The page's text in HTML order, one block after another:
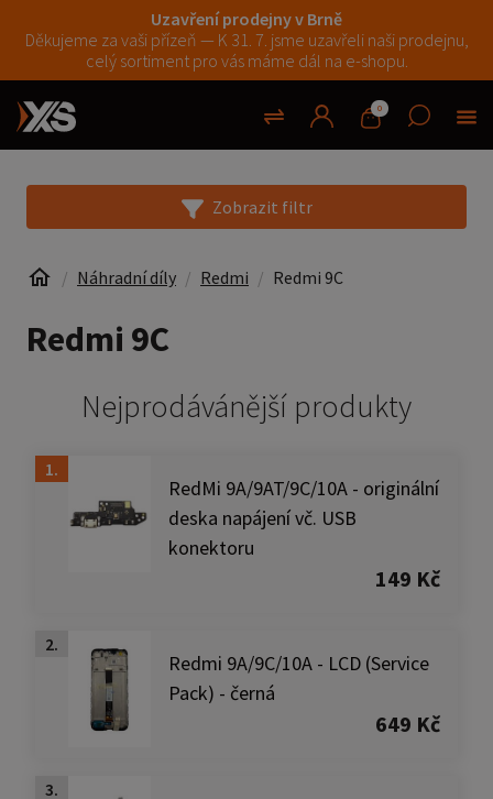
Uzavření prodejny v Brně
Děkujeme za vaši přízeň — K 31. 7. jsme uzavřeli naši prodejnu,
celý sortiment pro vás máme dál na e-shopu.
0
Zobrazit filtr
Náhradní díly Redmi Redmi 9C
Redmi 9C
Nejprodávánější produkty
1.
RedMi 9A/9AT/9C/10A - originální
deska napájení vč. USB
konektoru
149 Kč
2.
Redmi 9A/9C/10A - LCD (Service
Pack) - černá
649 Kč
3.